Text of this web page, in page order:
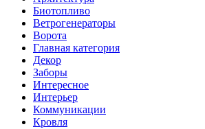
Биотопливо
Ветрогенераторы
Ворота
Главная категория
Декор
Заборы
Интересное
Интерьер
Коммуникации
Кровля